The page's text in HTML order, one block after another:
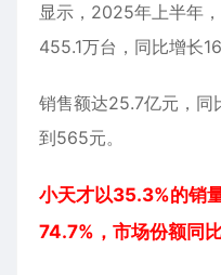
显示，2025年上半年，
455.1万台，同比增长
销售额达25.7亿元，同
到565元。
小天才以35.3%的销
74.7%，市场份额同比